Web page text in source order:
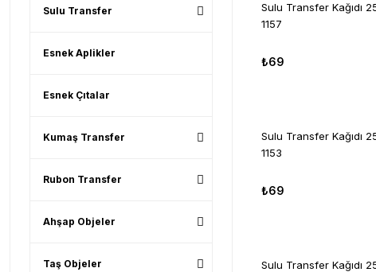
Sulu Transfer
Esnek Aplikler
Esnek Çıtalar
Kumaş Transfer
Rubon Transfer
Ahşap Objeler
Taş Objeler
Sulu Transfer Kağıdı
1157
₺69
Sulu Transfer Kağıdı
1153
₺69
Sulu Transfer Kağıdı